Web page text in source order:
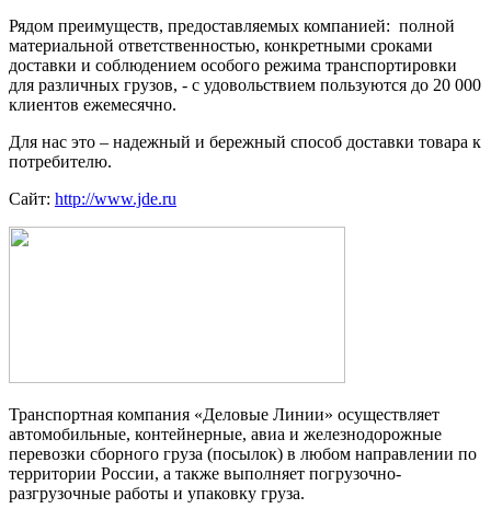
Рядом преимуществ, предоставляемых компанией: полной
материальной ответственностью, конкретными сроками
доставки и соблюдением особого режима транспортировки
для различных грузов, - с удовольствием пользуются до 20 000
клиентов ежемесячно.
Для нас это – надежный и бережный способ доставки товара к
потребителю.
Сайт: http://www.jde.ru
Транспортная компания «Деловые Линии» осуществляет
автомобильные, контейнерные, авиа и железнодорожные
перевозки сборного груза (посылок) в любом направлении по
территории России, а также выполняет погрузочно-
разгрузочные работы и упаковку груза.